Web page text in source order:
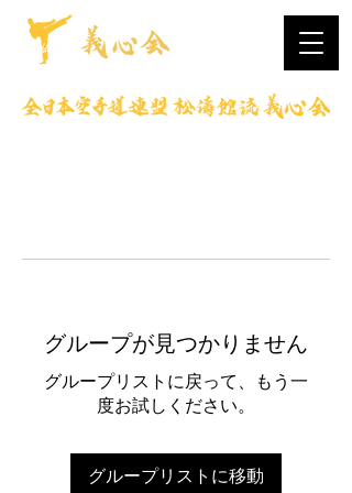
グループが見つかりません
グループリストに戻って、もう一
度お試しください。
グループリストに移動